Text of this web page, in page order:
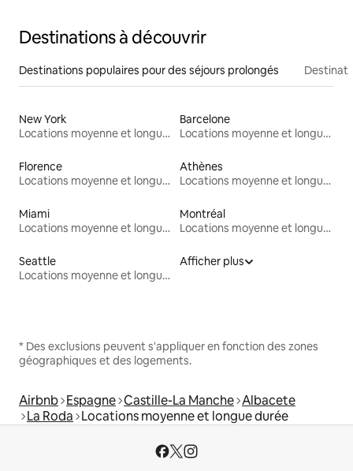
Destinations à découvrir
Destinations populaires pour des séjours prolongés
New York
Locations moyenne et longue durée
Barcelone
Locations moyenne et longue durée
Florence
Locations moyenne et longue durée
Athènes
Locations moyenne et longue durée
Miami
Locations moyenne et longue durée
Montréal
Locations moyenne et longue durée
Seattle
Locations moyenne et longue durée
Afficher plus
* Des exclusions peuvent s'appliquer en fonction des zones
géographiques et des logements.
Airbnb Espagne Castille-La Manche Albacete
La Roda Locations moyenne et longue durée